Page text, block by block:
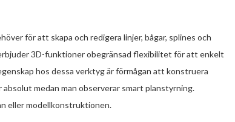
för att skapa och redigera linjer, bågar, splines och
3D-funktioner obegränsad flexibilitet för att enkelt
hos dessa verktyg är förmågan att konstruera
medan man observerar smart planstyrning.
eller modellkonstruktionen.